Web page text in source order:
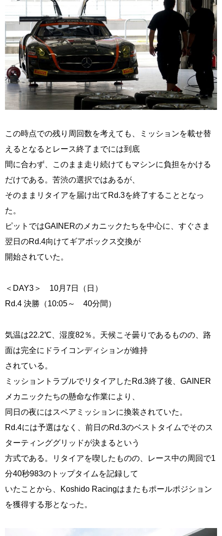
この時点での残り周回数を考えても、ミッションを載せ替
えるとなるとレース終了までには到底
間に合わず、このまま走り続けてもマシンに負担をかける
だけである。苦渋の選択ではあるが、
そのままリタイアを届け出てRd.3を終了することとなっ
た。
ピットではGAINERのメカニックたちを中心に、すぐさま
翌日のRd.4向けてギアボックス交換が
開始されていた。
＜DAY3＞ 10月7日（日）
Rd.4 決勝（10:05～ 40分間）
気温は22.2℃、湿度82％。天候こそ曇りであるものの、路
面は完全にドライコンディションが維持
されている。
ミッショントラブルでリタイアしたRd.3終了後、GAINER
メカニックたちの懸命な作業により、
同日の夜にはスペアミッションに換装されていた。
Rd.4には予選はなく、前日のRd.3のベストタイムでそのス
ターティンググリッドが決まるという
方式である。リタイアを喫したものの、レース中の周回で1
分40秒983のトップタイムを記録して
いたことから、Koshido Racingはまたもポールポジション
を獲得する形となった。